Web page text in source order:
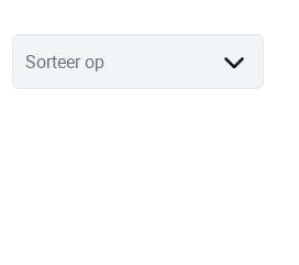
Sorteer op